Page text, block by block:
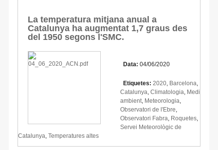
La temperatura mitjana anual a
Catalunya ha augmentat 1,7 graus des
del 1950 segons l'SMC.
Data: 04/06/2020
Etiquetes: 2020 Barcelona
Catalunya Climatologia Medi
ambient Meteorologia
Observatori de l'Ebre
Observatori Fabra Roquetes
Servei Meteorològic de
Catalunya Temperatures altes